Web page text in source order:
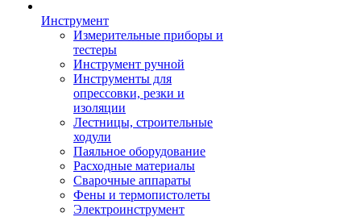
Инструмент
Измерительные приборы и
тестеры
Инструмент ручной
Инструменты для
опрессовки, резки и
изоляции
Лестницы, строительные
ходули
Паяльное оборудование
Расходные материалы
Сварочные аппараты
Фены и термопистолеты
Электроинструмент